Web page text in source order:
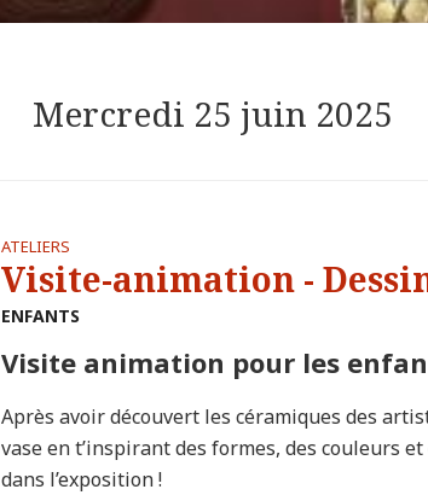
Mercredi 25 juin 2025
ATELIERS
Visite-animation -
ENFANTS
Visite animation pour les
Après avoir découvert les céramiques des
vase en t’inspirant des formes, des couleurs
dans l’exposition !